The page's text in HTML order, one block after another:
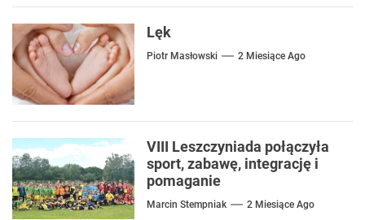
Lęk
Piotr Masłowski 2 Miesiące Ago
VIII Leszczyniada połączyła
sport, zabawę, integrację i
pomaganie
Marcin Stempniak 2 Miesiące Ago